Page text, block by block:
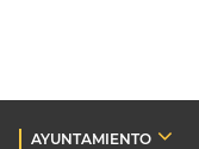
AYUNTAMIENTO